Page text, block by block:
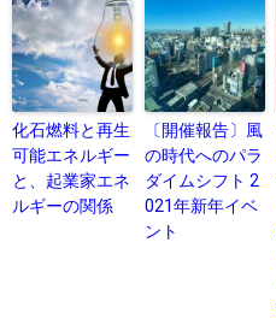
化石燃料と再生
可能エネルギー
と、起業家エネ
ルギーの関係
〔開催報告〕風
の時代へのパラ
ダイムシフト 2
021年新年イベ
ント